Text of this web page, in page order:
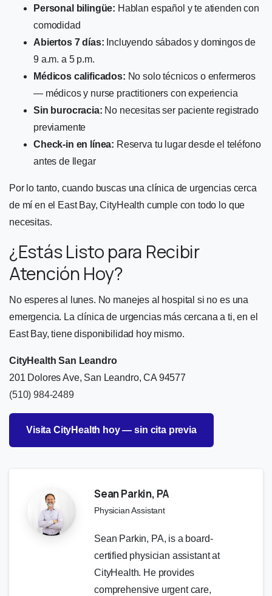
Personal bilingüe: Hablan español y te atienden con
comodidad
Abiertos 7 días: Incluyendo sábados y domingos de
9 a.m. a 5 p.m.
Médicos calificados: No solo técnicos o enfermeros
— médicos y nurse practitioners con experiencia
Sin burocracia: No necesitas ser paciente registrado
previamente
Check-in en línea: Reserva tu lugar desde el teléfono
antes de llegar
Por lo tanto, cuando buscas una clínica de urgencias cerca
de mí en el East Bay, CityHealth cumple con todo lo que
necesitas.
¿Estás Listo para Recibir
Atención Hoy?
No esperes al lunes. No manejes al hospital si no es una
emergencia. La clínica de urgencias más cercana a ti, en el
East Bay, tiene disponibilidad hoy mismo.
CityHealth San Leandro
201 Dolores Ave, San Leandro, CA 94577
(510) 984-2489
Visita CityHealth hoy — sin cita previa
Sean Parkin, PA
Physician Assistant
Sean Parkin, PA, is a board-
certified physician assistant at
CityHealth. He provides
comprehensive urgent care,